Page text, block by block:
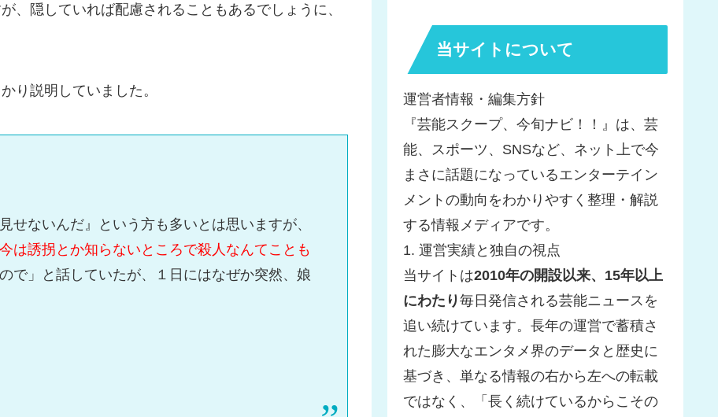
、隠していれば配慮されることもあるでしょうに、
り説明していました。
せないんだ』という方も多いとは思いますが、
は誘拐とか知らないところで殺人なんてことも
ので」と話していたが、１日にはなぜか突然、娘
当サイトについて
運営者情報・編集方針
『芸能スクープ、今旬ナビ！！』は、芸
能、スポーツ、SNSなど、ネット上で今
まさに話題になっているエンターテイン
メントの動向をわかりやすく整理・解説
する情報メディアです。
1. 運営実績と独自の視点
当サイトは2010年の開設以来、15年以上
にわたり毎日発信される芸能ニュースを
追い続けています。長年の運営で蓄積さ
れた膨大なエンタメ界のデータと歴史に
基づき、単なる情報の右から左への転載
ではなく、「長く続けているからこその